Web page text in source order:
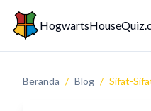
Beranda / Blog / Sifat-